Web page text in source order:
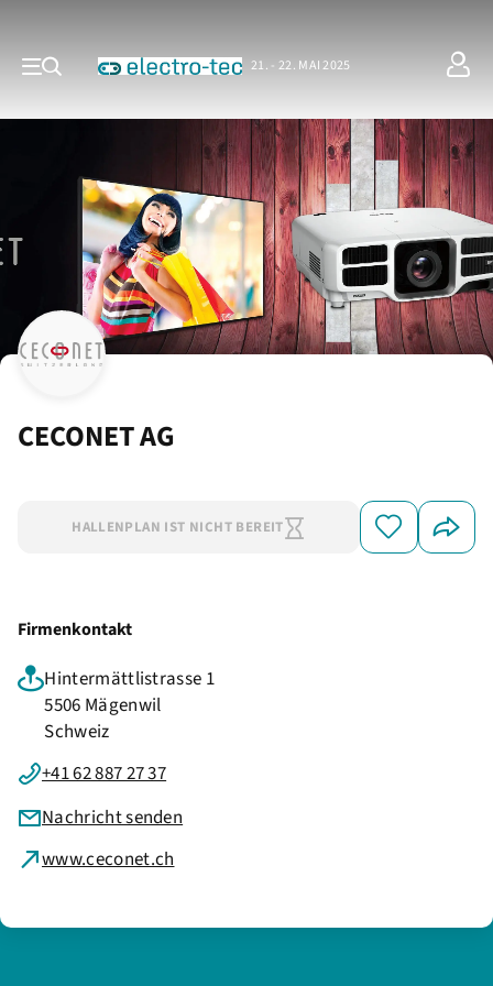
21. - 22. MAI 2025
CECONET AG
HALLENPLAN IST NICHT BEREIT
Firmenkontakt
Hintermättlistrasse 1
5506 Mägenwil
Schweiz
+41 62 887 27 37
Nachricht senden
www.ceconet.ch